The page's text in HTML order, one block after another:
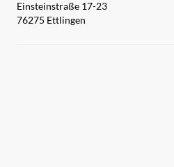
Einsteinstraße 17-23
76275 Ettlingen